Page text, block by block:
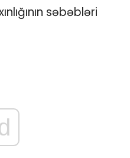
səbəbləri